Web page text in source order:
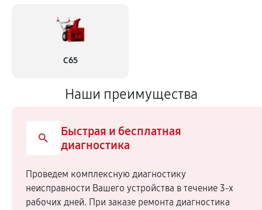
С65
Наши преимущества
Быстрая и бесплатная
диагностика
Проведем комплексную диагностику
неисправности Вашего устройства в течение 3-х
рабочих дней. При заказе ремонта диагностика